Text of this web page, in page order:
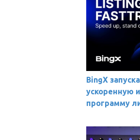
BingX
ускоренную
программу